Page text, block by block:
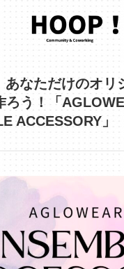
あなただけのオリ
ろう！「
ACCESSORY」